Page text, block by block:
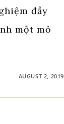
đầy
một mỏ
AUGUST 2, 2019